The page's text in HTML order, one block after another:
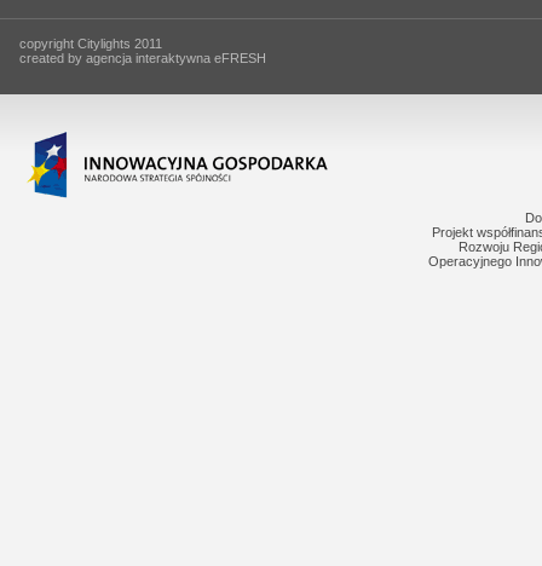
copyright Citylights 2011
created by agencja interaktywna eFRESH
Projekt
Rozwoju
Operacyjnego